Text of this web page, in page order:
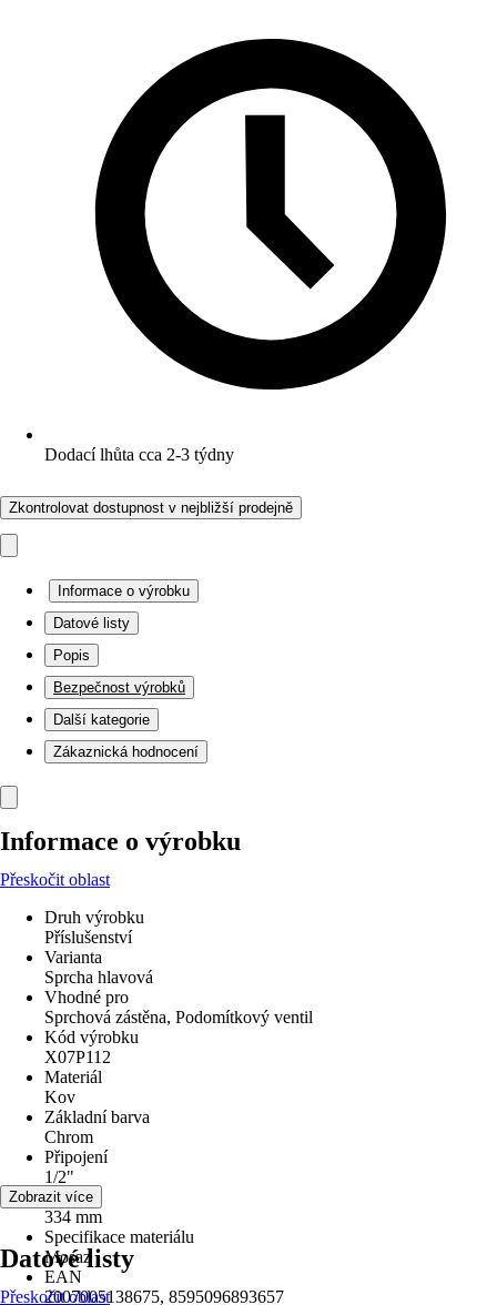
Dodací lhůta cca 2-3 týdny
Zkontrolovat dostupnost v nejbližší prodejně
Informace o výrobku
Datové listy
Popis
Bezpečnost výrobků
Další kategorie
Zákaznická hodnocení
Informace o výrobku
Přeskočit oblast
Druh výrobku
Příslušenství
Varianta
Sprcha hlavová
Vhodné pro
Sprchová zástěna, Podomítkový ventil
Kód výrobku
X07P112
Materiál
Kov
Základní barva
Chrom
Připojení
1/2"
Délka
334 mm
Specifikace materiálu
Mosaz
EAN
2007005138675, 8595096893657
Zobrazit více
Datové listy
Přeskočit oblast